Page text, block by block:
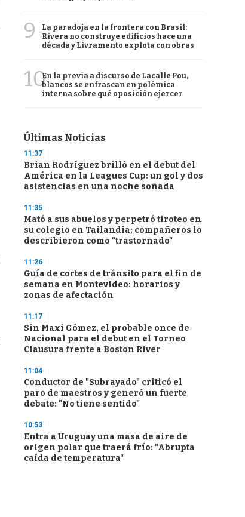
9
La paradoja en la frontera con Brasil:
Rivera no construye edificios hace una
década y Livramento explota con obras
10En la previa a discurso de Lacalle Pou,
blancos se enfrascan en polémica
interna sobre qué oposición ejercer
Últimas Noticias
11:37
Brian Rodríguez brilló en el debut del
América en la Leagues Cup: un gol y dos
asistencias en una noche soñada
11:35
Mató a sus abuelos y perpetró tiroteo en
su colegio en Tailandia; compañeros lo
describieron como "trastornado"
11:26
Guía de cortes de tránsito para el fin de
semana en Montevideo: horarios y
zonas de afectación
11:17
Sin Maxi Gómez, el probable once de
Nacional para el debut en el Torneo
Clausura frente a Boston River
11:04
Conductor de "Subrayado" criticó el
paro de maestros y generó un fuerte
debate: "No tiene sentido"
10:53
Entra a Uruguay una masa de aire de
origen polar que traerá frío: "Abrupta
caída de temperatura"